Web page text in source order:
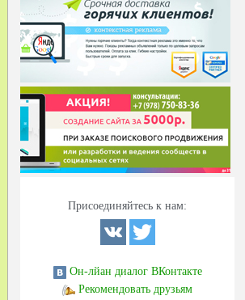
Присоединяйтесь к нам:
Он-лйан диалог ВКонтакте
Рекомендовать друзьям